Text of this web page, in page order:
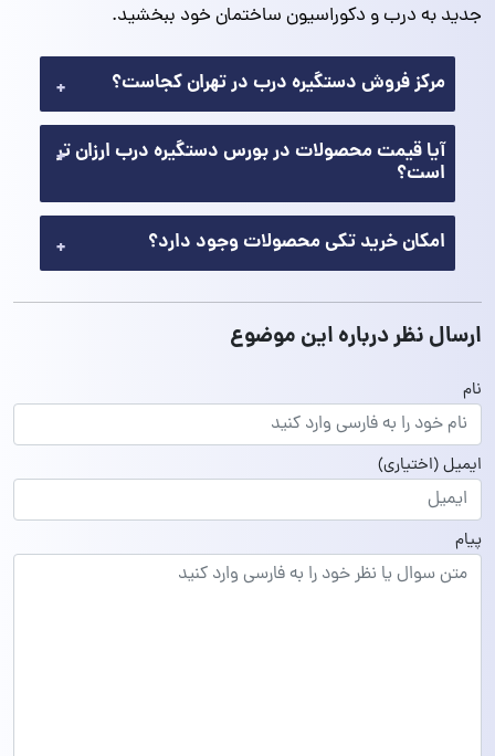
جدید به درب و دکوراسیون ساختمان خود ببخشید.
مرکز فروش دستگیره درب در تهران کجاست؟
آیا قیمت محصولات در بورس دستگیره درب ارزان تر
است؟
امکان خرید تکی محصولات وجود دارد؟
ارسال نظر درباره این موضوع
نام
ایمیل(اختیاری)
پیام